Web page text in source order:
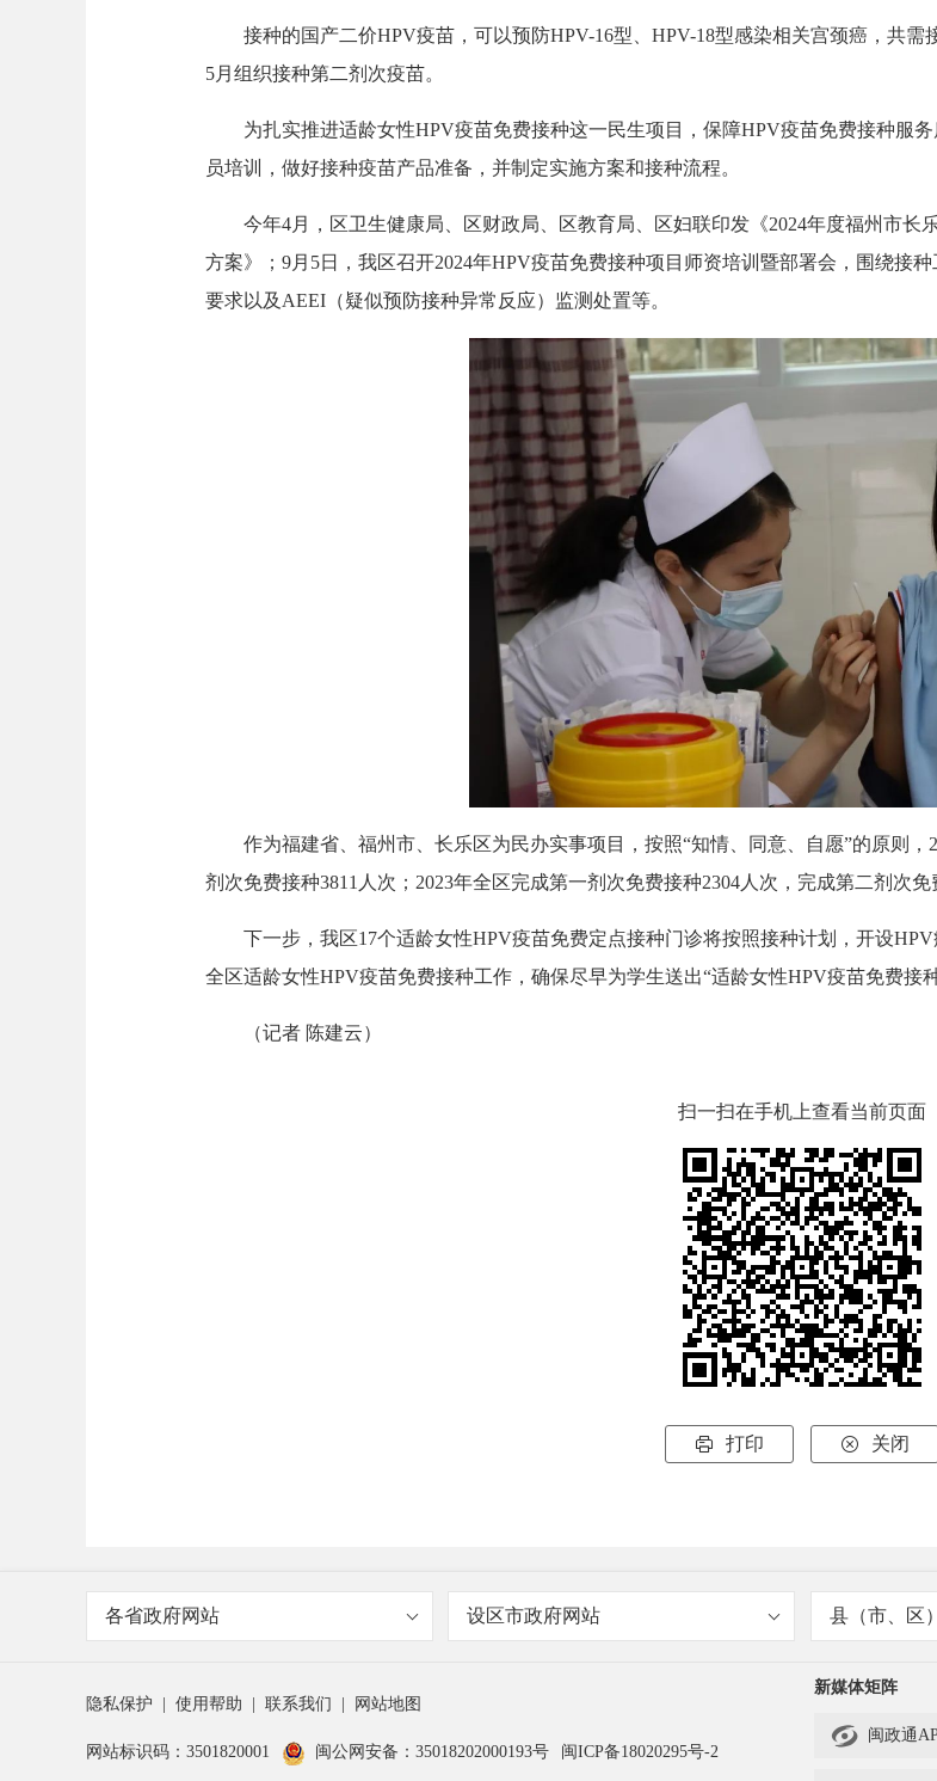
接种的国产二价HPV疫苗，可以预防HPV-16型、HPV-18型感染相关宫颈癌，共需
5月组织接种第二剂次疫苗。
为扎实推进适龄女性HPV疫苗免费接种这一民生项目，保障HPV疫苗免费接种服务
员培训，做好接种疫苗产品准备，并制定实施方案和接种流程。
今年4月，区卫生健康局、区财政局、区教育局、区妇联印发《2024年度福州市长
方案》；9月5日，我区召开2024年HPV疫苗免费接种项目师资培训暨部署会，围绕接
要求以及AEEI（疑似预防接种异常反应）监测处置等。
作为福建省、福州市、长乐区为民办实事项目，按照“知情、同意、自愿”的原则，
剂次免费接种3811人次；2023年全区完成第一剂次免费接种2304人次，完成第二剂次免
下一步，我区17个适龄女性HPV疫苗免费定点接种门诊将按照接种计划，开设
全区适龄女性HPV疫苗免费接种工作，确保尽早为学生送出“适龄女性HPV疫苗免费接种
（记者 陈建云）
扫一扫在手机上查看当前页面
 打印  关闭
各省政府网站 设区市政府网站 县（市、区）
隐私保护 使用帮助 联系我们 网站地图
网站标识码：3501820001 闽公网安备：35018202000193号 闽ICP备18020295号-2
新媒体矩阵
 闽政通